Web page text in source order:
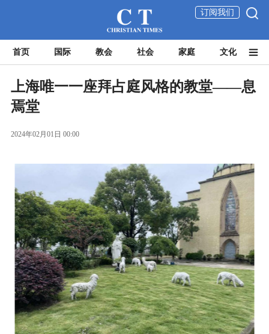
订阅我们
首页 国际 教会 社会 家庭 文化
上海唯一一座拜占庭风格的教堂——息
焉堂
2024年02月01日 00:00